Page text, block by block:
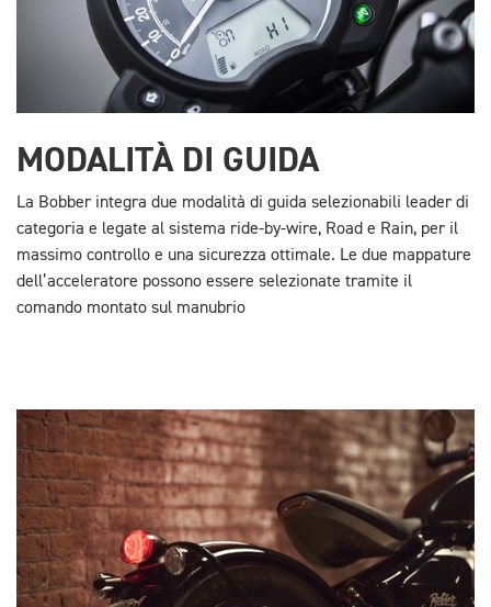
MODALITÀ DI GUIDA
La Bobber integra due modalità di guida selezionabili leader di
categoria e legate al sistema ride-by-wire, Road e Rain, per il
massimo controllo e una sicurezza ottimale. Le due mappature
dell’acceleratore possono essere selezionate tramite il
comando montato sul manubrio